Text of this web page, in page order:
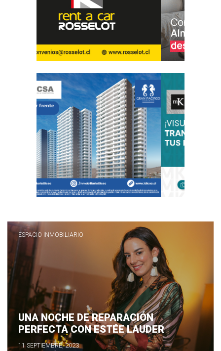
ESPACIO INMOBILIARIO
UNA NOCHE DE REPARACIÓN
PERFECTA CON ESTÉE LAUDER
11 SEPTIEMBRE, 2023